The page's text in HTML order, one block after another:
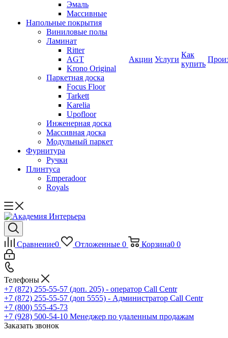
Эмаль
Массивные
Напольные покрытия
Виниловые полы
Ламинат
Ritter
AGT
Krono Original
Паркетная доска
Focus Floor
Tarkett
Karelia
Upofloor
Инженерная доска
Массивная доска
Модульный паркет
Фурнитура
Ручки
Плинтуса
Emperadoor
Royals
Акции Услуги
Как
купить
Сравнение0 Отложенные 0 Корзина0 0
Телефоны
+7 (872) 255-55-57 (доп. 205) - оператор Call Centr
+7 (872) 255-55-57 (доп 5555) - Администратор Call Centr
+7 (800) 555-45-73
+7 (928) 500-54-10 Менеджер по удаленным продажам
Заказать звонок